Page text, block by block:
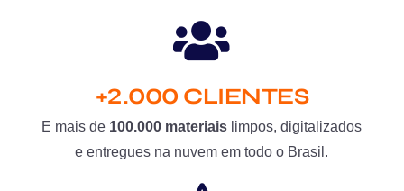
+2.000 CLIENTES
E mais de 100.000 materiais limpos, digitalizados
e entregues na nuvem em todo o Brasil.